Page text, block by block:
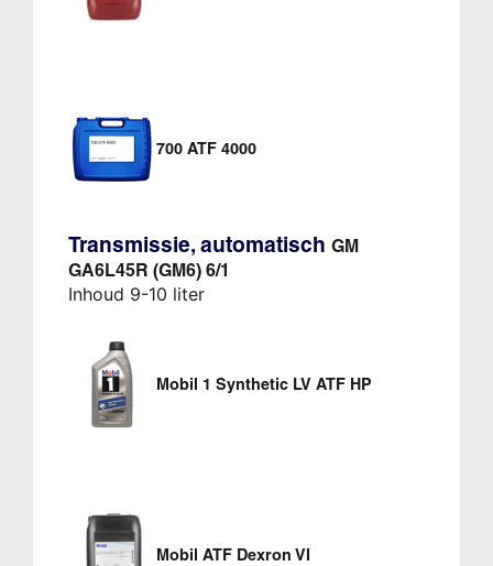
700 ATF 4000
Transmissie, automatisch GM
GA6L45R (GM6) 6/1
Inhoud 9-10 liter
Mobil 1 Synthetic LV ATF HP
Mobil ATF Dexron VI